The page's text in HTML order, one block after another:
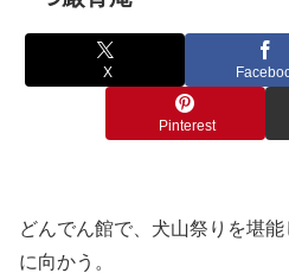
X
Pinterest
どんでん館で、犬山祭りを堪
に向かう。